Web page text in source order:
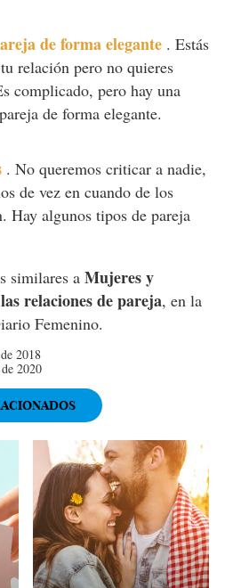
de forma elegante . Estás
relación pero no quieres
complicado, pero hay una
de forma elegante.
. No queremos criticar a nadie,
de vez en cuando de los
Hay algunos tipos de pareja
similares a Mujeres y
relaciones de pareja, en la
Femenino.
2018
2020